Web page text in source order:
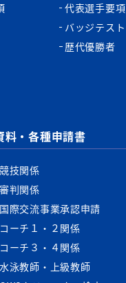
代表選手要項
バッジテスト
歴代優勝者
料・各種申請書
競技関係
審判関係
国際交流事業承認申請
コーチ１・２関係
コーチ３・４関係
水泳教師・上級教師